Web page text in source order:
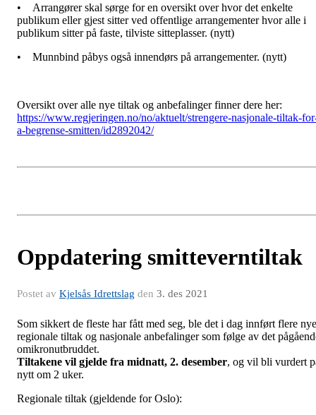
•
Arrangører skal sørge for en oversikt over hvor det enkelte
publikum eller gjest sitter ved offentlige arrangementer hvor alle i
publikum sitter på faste, tilviste sitteplasser. (nytt)
•
Munnbind påbys også innendørs på arrangementer. (nytt)
Oversikt over alle nye tiltak og anbefalinger finner dere her:
https://www.regjeringen.no/no/aktuelt/strengere-nasjonale-tiltak-
a-begrense-smitten/id2892042/
Oppdatering smitteverntiltak
Postet av Kjelsås Idrettslag den 3. des 2021
Som sikkert de fleste har fått med seg, ble det i dag innført flere nye
regionale tiltak og nasjonale anbefalinger som følge av det
omikronutbruddet.
Tiltakene vil gjelde fra midnatt, 2. desember, og vil bli vurdert
nytt om 2 uker.
Regionale tiltak (gjeldende for Oslo):